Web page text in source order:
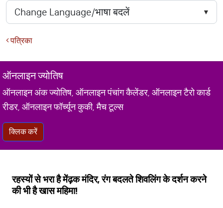
पत्रिका
ऑनलाइन ज्योतिष
ऑनलाइन अंक ज्योतिष, ऑनलाइन पंचांग कैलेंडर, ऑनलाइन टैरो कार्ड
रीडर, ऑनलाइन फॉर्च्यून कुकी, मैच टूल्स
क्लिक करें
रहस्यों से भरा है मेंढ़क मंदिर, रंग बदलते शिवलिंग के दर्शन करने
की भी है खास महिमा!